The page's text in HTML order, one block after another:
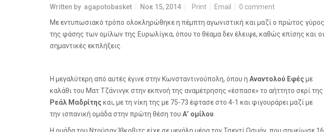
Written by agapotobasket Νοε 15, 2014 Print Email 0 comment
Με εντυπωσιακό τρόπο ολοκληρώθηκε η πέμπτη αγωνιστική και μαζί ο πρώτος γύρος
της φάσης των ομίλων της Ευρωλίγκα, όπου το θέαμα δεν έλειψε, καθώς επίσης και οι
σημαντικές εκπλήξεις.
Η μεγαλύτερη από αυτές έγινε στην Κωνσταντινούπολη, όπου η Αναντολού Εφέςμε
καλάθι του Ματ Τζάνινγκ στην εκπνοή της αναμέτρησης «έσπασε» το αήττητο σερί της
Ρεάλ Μαδρίτηςκαι, με τη νίκη της με 75-73 έφτασε στο 4-1 και φιγουράρει μαζί με
την ισπανική ομάδα στην πρώτη θέση του Α’ ομίλου.